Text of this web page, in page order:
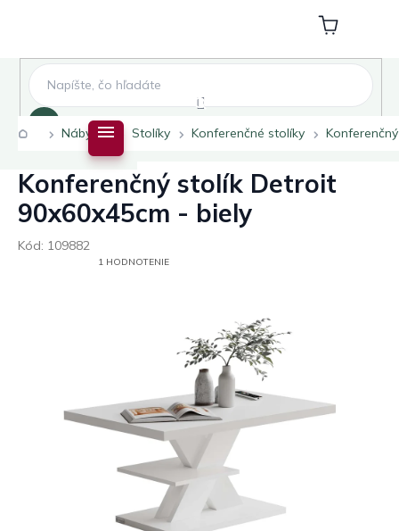
Nákupný
košík
Domov
Nábytok Stolíky Konferenčné stolíky
Konferenčný stolík Detroit
90x60x45cm - biely
Kód: 109882
PRIEMERNÉ1 HODNOTENIE